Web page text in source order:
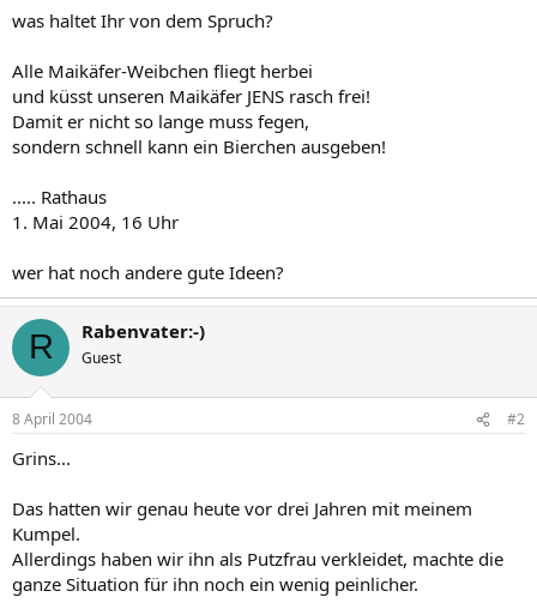
was haltet Ihr von dem Spruch?
Alle Maikäfer-Weibchen fliegt herbei
und küsst unseren Maikäfer JENS rasch frei!
Damit er nicht so lange muss fegen,
sondern schnell kann ein Bierchen ausgeben!
..... Rathaus
1. Mai 2004, 16 Uhr
wer hat noch andere gute Ideen?
R Rabenvater:-)
Guest
8 April 2004 #2
Grins...
Das hatten wir genau heute vor drei Jahren mit meinem
Kumpel.
Allerdings haben wir ihn als Putzfrau verkleidet, machte die
ganze Situation für ihn noch ein wenig peinlicher.